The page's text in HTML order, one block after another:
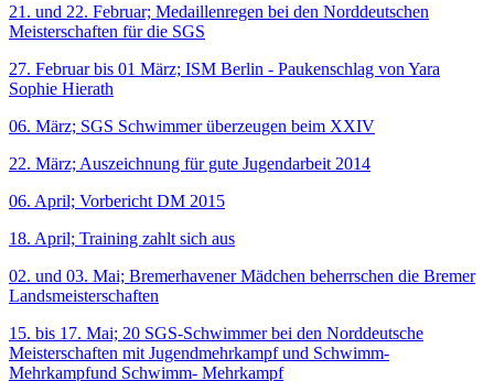
21. und 22. Februar; Medaillenregen bei den Norddeutschen
Meisterschaften für die SGS
27. Februar bis 01 März; ISM Berlin - Paukenschlag von Yara
Sophie Hierath
06. März; SGS Schwimmer überzeugen beim XXIV
22. März; Auszeichnung für gute Jugendarbeit 2014
06. April; Vorbericht DM 2015
18. April; Training zahlt sich aus
02. und 03. Mai; Bremerhavener Mädchen beherrschen die Bremer
Landsmeisterschaften
15. bis 17. Mai; 20 SGS-Schwimmer bei den Norddeutsche
Meisterschaften mit Jugendmehrkampf und Schwimm-
Mehrkampfund Schwimm- Mehrkampf